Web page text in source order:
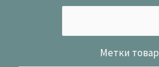
Метки